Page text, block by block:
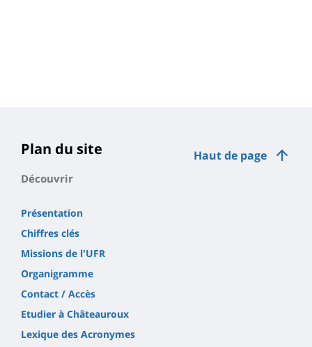
Haut de page
Plan du site
Découvrir
Présentation
Chiffres clés
Missions de l'UFR
Organigramme
Contact / Accès
Etudier à Châteauroux
Lexique des Acronymes